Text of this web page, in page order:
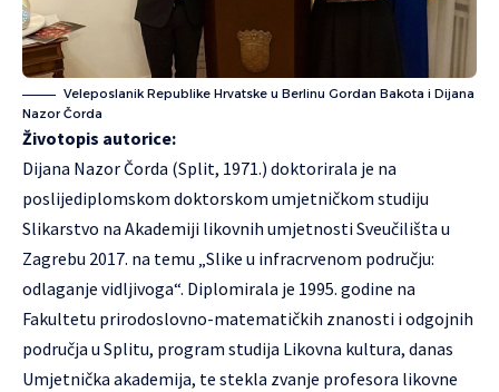
Veleposlanik Republike Hrvatske u Berlinu Gordan Bakota i Dijana
Nazor Čorda
Životopis autorice:
Dijana Nazor Čorda (Split, 1971.) doktorirala je na
poslijediplomskom doktorskom umjetničkom studiju
Slikarstvo na Akademiji likovnih umjetnosti Sveučilišta u
Zagrebu 2017. na temu „Slike u infracrvenom području:
odlaganje vidljivoga“. Diplomirala je 1995. godine na
Fakultetu prirodoslovno-matematičkih znanosti i odgojnih
područja u Splitu, program studija Likovna kultura, danas
Umjetnička akademija, te stekla zvanje profesora likovne